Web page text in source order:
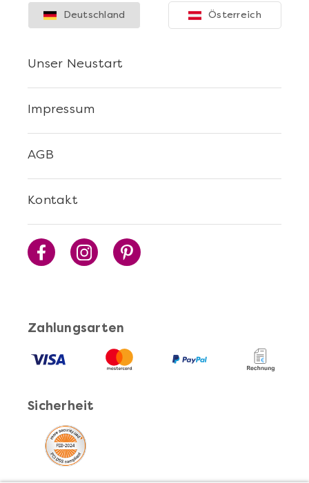
Zahlungsarten
Sicherheit
Kontakt
AGB
Impressum
Unser Neustart
Deutschland Österreich